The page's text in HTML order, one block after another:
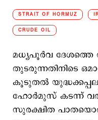
STRAIT OF HORMUZ
CRUDE OIL
മധ്യപൂര്‍വ ദേശത്തെ
തുടരുന്നതിനിടെ
കൂടുതല്‍
ഹോര്‍മുസ് കടന്ന്
സുരക്ഷിത